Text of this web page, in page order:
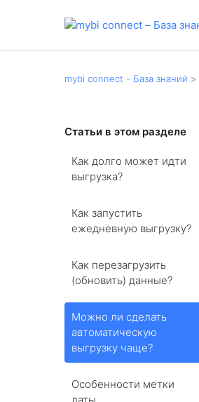
mybi connect - База знаний
Статьи в этом разделе
Как долго может идти
выгрузка?
Как запустить
ежедневную выгрузку?
Как перезагрузить
(обновить) данные?
Можно ли сделать
автоматическую
выгрузку чаще?
Особенности метки